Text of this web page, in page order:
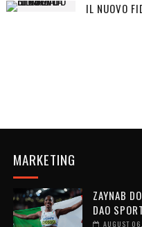
IL NUOVO
MARKETING
ZAYNAB
DAO
AUGUST